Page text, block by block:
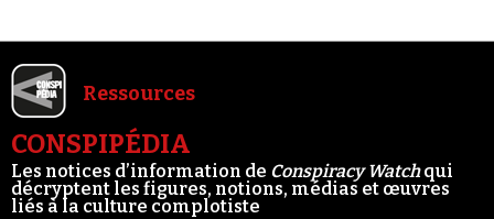
Ressources
CONSPIPÉDIA
Les notices d’information de Conspiracy Watchqui
décryptent les figures, notions, médias et œuvres
liés à la culture complotiste